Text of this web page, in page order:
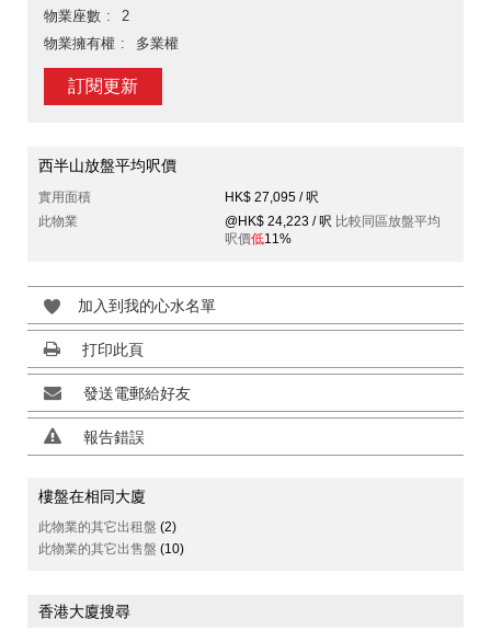
物業座數
2
物業擁有權
多業權
訂閱更新
西半山放盤平均呎價
實用面積
HK$ 27,095 / 呎
此物業
@HK$ 24,223 / 呎 比較同區放盤平均
呎價低11%
加入到我的心水名單
打印此頁
發送電郵給好友
報告錯誤
樓盤在相同大廈
此物業的其它出租盤 (2)
此物業的其它出售盤 (10)
香港大廈搜尋